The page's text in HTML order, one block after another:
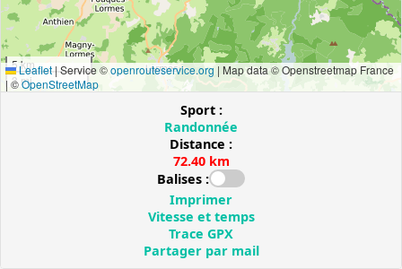
5 km
3 mi
Leaflet|Service ©openrouteservice.org | Map data © Openstreetmap France
| ©OpenStreetMap
Sport :
Randonnée
Distance :
72.40 km
Balises :
Imprimer
Vitesse et temps
Trace GPX
Partager par mail